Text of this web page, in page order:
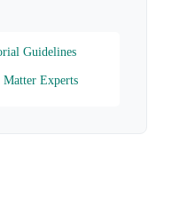
Guidelines
Matter Experts